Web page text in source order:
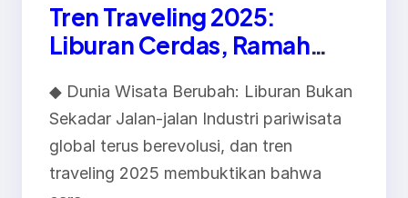
Tren Traveling 2025:
Liburan Cerdas, Ramah
Makna
◆ Dunia Wisata Berubah: Liburan Bukan
Sekadar Jalan-jalan Industri pariwisata
global terus berevolusi, dan tren
traveling 2025 membuktikan bahwa